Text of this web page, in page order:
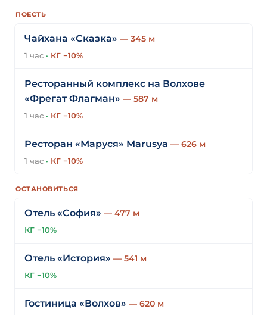
ПОЕСТЬ
Чайхана «Сказка» — 345 м
1 час · КГ −10%
Ресторанный комплекс на Волхове
«Фрегат Флагман» — 587 м
1 час · КГ −10%
Ресторан «Маруся» Marusya — 626 м
1 час · КГ −10%
ОСТАНОВИТЬСЯ
Отель «София» — 477 м
КГ −10%
Отель «История» — 541 м
КГ −10%
Гостиница «Волхов» — 620 м